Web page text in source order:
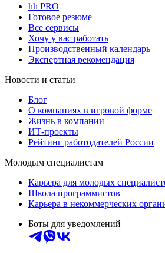
hh PRO
Готовое резюме
Все сервисы
Хочу у вас работать
Производственный календарь
Экспертная рекомендация
Новости и статьи
Блог
О компаниях в игровой форме
Жизнь в компании
ИТ-проекты
Рейтинг работодателей России
Молодым специалистам
Карьера для молодых
Школа программистов
Карьера в некоммерческих
Боты для уведомлений